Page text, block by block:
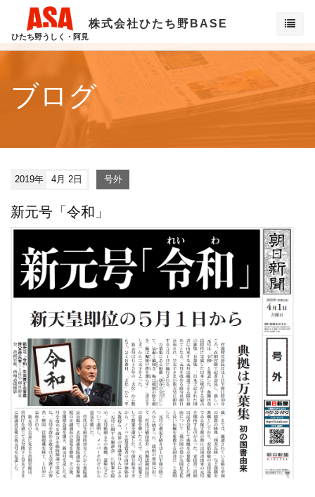
ひたち野うしく・阿見
株式会社ひたち野BASE
ブログ
2019年 4月 2日 号外
新元号「令和」